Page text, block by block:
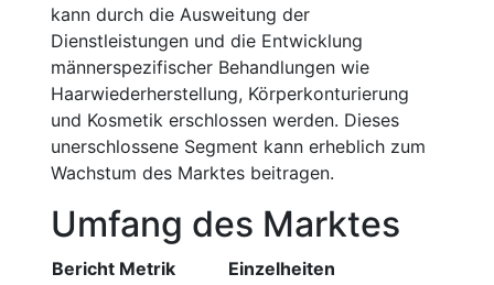
kann durch die Ausweitung der
Dienstleistungen und die Entwicklung
männerspezifischer Behandlungen wie
Haarwiederherstellung, Körperkonturierung
und Kosmetik erschlossen werden. Dieses
unerschlossene Segment kann erheblich zum
Wachstum des Marktes beitragen.
Umfang des Marktes
Bericht Metrik
Einzelheiten